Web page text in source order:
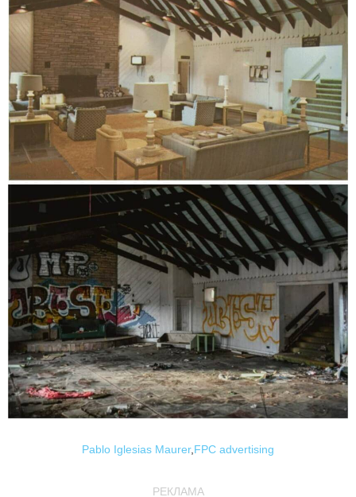
Pablo Iglesias Maurer, FPC advertising
РЕКЛАМА